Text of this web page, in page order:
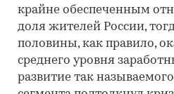
крайне обеспеченным
доля жителей России,
половины, как правило,
среднего уровня
развитие так